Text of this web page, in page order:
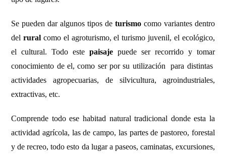
Se pueden dar algunos tipos de turismocomo variantes dentro
delrural como el agroturismo, el turismo juvenil, el ecológico,
el cultural. Todo estepaisaje puede ser recorrido y tomar
conocimiento de el, como ser por su utilización para distintas
actividades agropecuarias, de silvicultura, agroindustriales,
extractivas, etc.
Comprende todo ese habitad natural tradicional donde esta la
actividad agrícola, las de campo, las partes de pastoreo, forestal
y de recreo, todo esto da lugar a paseos, caminatas, excursiones,